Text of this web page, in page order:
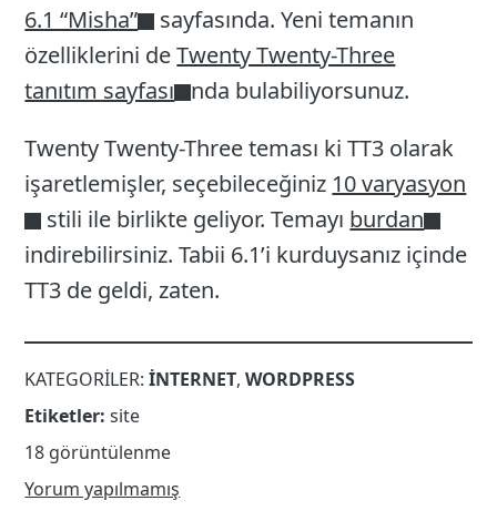
6.1 “Misha”
sayfasında. Yeni temanın
özelliklerini deTwenty Twenty-Three
tanıtım sayfası nda bulabiliyorsunuz.
Twenty Twenty-Three teması ki TT3 olarak
işaretlemişler, seçebileceğiniz 10 varyasyon
stili ile birlikte geliyor. Temayı burdan
indirebilirsiniz. Tabii 6.1’i kurduysanız içinde
TT3 de geldi, zaten.
KATEGORILER:INTERNET,WORDPRESS
Etiketler: site
18 görüntülenme
Yorum yapılmamış